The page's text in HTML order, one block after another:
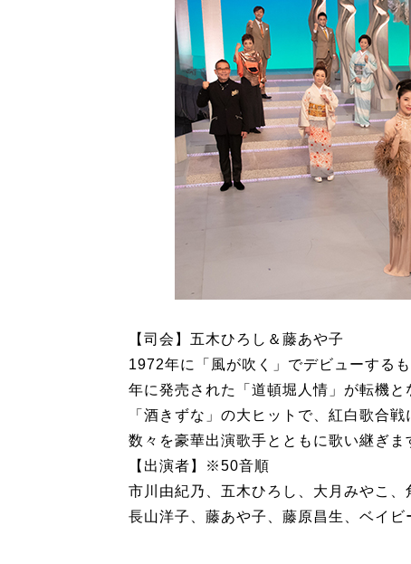
【司会】五木ひろし＆藤あや子
1972年に「風が吹く」でデビューする
年に発売された「道頓堀人情」が転機
「酒きずな」の大ヒットで、紅白歌合
数々を豪華出演歌手とともに歌い継ぎま
【出演者】※50音順
市川由紀乃、五木ひろし、大月みやこ
長山洋子、藤あや子、藤原昌生、ベイビ